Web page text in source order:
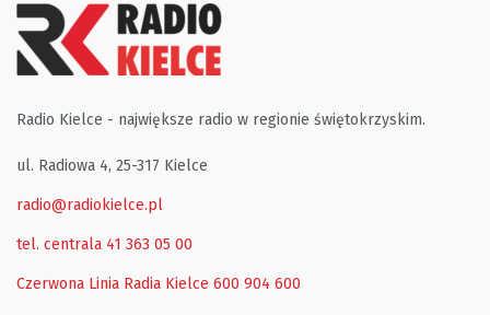
Radio Kielce - największe radio w regionie świętokrzyskim.
ul. Radiowa 4, 25-317 Kielce
radio@radiokielce.pl
tel. centrala 41 363 05 00
Czerwona Linia Radia Kielce 600 904 600